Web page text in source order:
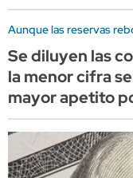
Aunque las reservas
Se diluyen las
la menor cifra
mayor apetito